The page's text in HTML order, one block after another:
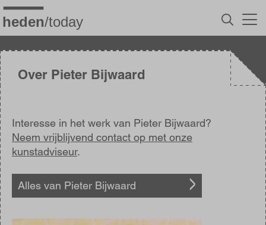
Overslaan
en
naar
inhoud
gaanOver Pieter Bijwaard
Interesse in het werk van Pieter Bijwaard?
Neem vrijblijvend contact op met onze
kunstadviseur.
Alles van Pieter Bijwaard